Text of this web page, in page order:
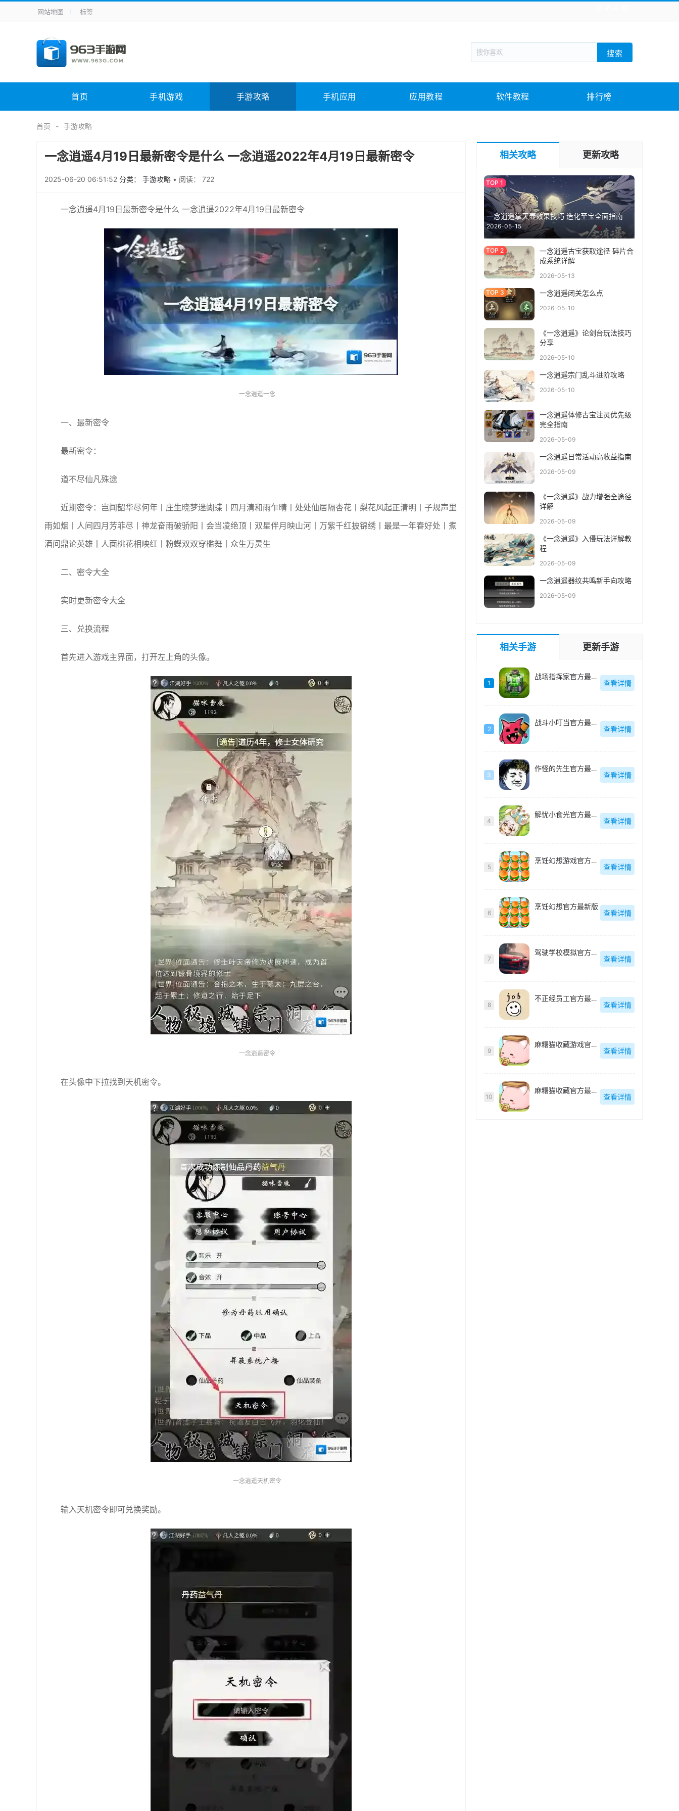
手机应用 新闻阅读 旅游出行 生活实用
手机游戏 体育竞技 战棋游戏 枪战射击 模拟经营
电脑软件 其它类别 图形软件 安全相关 应用软件 影音软件 插件下载 教育教学 游戏娱乐 系统软件 素材下载
未分类 综合其它
网站地图 标签
搜索
首页 手机游戏 手游攻略 手机应用 应用教程 软件教程 排行榜
首页 手游攻略
一念逍遥4月19日最新密令是什么 一念逍遥2022年4月19日最新密令
2025-06-20 06:51:52 分类： 手游攻略 • 阅读： 722
一念逍遥4月19日最新密令是什么 一念逍遥2022年4月19日最新密令
一念逍遥一念
一、最新密令
最新密令：
道不尽仙凡殊途
近期密令：岂闻韶华尽何年丨庄生晓梦迷蝴蝶丨四月清和雨乍晴丨处处仙居隔杏花丨梨花风起正清明丨子规声里
雨如烟丨人间四月芳菲尽丨神龙奋雨破骄阳丨会当凌绝顶丨双星伴月映山河丨万紫千红披锦绣丨最是一年春好处丨煮
酒问鼎论英雄丨人面桃花相映红丨粉蝶双双穿槛舞丨众生万灵生
二、密令大全
实时更新密令大全
三、兑换流程
首先进入游戏主界面，打开左上角的头像。
一念逍遥密令
在头像中下拉找到天机密令。
一念逍遥天机密令
输入天机密令即可兑换奖励。
相关攻略 更新攻略
一念逍遥掌天壶效果技巧 造化至宝全面指南
2026-05-15
一念逍遥古宝获取途径 碎片合
成系统详解
2026-05-13
一念逍遥闭关怎么点
2026-05-10
《一念逍遥》论剑台玩法技巧
分享
2026-05-10
一念逍遥宗门乱斗进阶攻略
2026-05-10
一念逍遥体修古宝注灵优先级
完全指南
2026-05-09
一念逍遥日常活动高收益指南
2026-05-09
《一念逍遥》战力增强全途径
详解
2026-05-09
《一念逍遥》入侵玩法详解教
程
2026-05-09
一念逍遥器纹共鸣新手向攻略
2026-05-09
相关手游 更新手游
1
战场指挥家官方最新版
查看详情
2
战斗小叮当官方最新版
查看详情
3
作怪的先生官方最新版
查看详情
4
解忧小食光官方最新版
查看详情
5
烹饪幻想游戏官方最新版
查看详情
6
烹饪幻想官方最新版
查看详情
7
驾驶学校模拟官方最新版
查看详情
8
不正经员工官方最新版
查看详情
9
麻糬猫收藏游戏官方最新版
查看详情
10
麻糬猫收藏官方最新版
查看详情